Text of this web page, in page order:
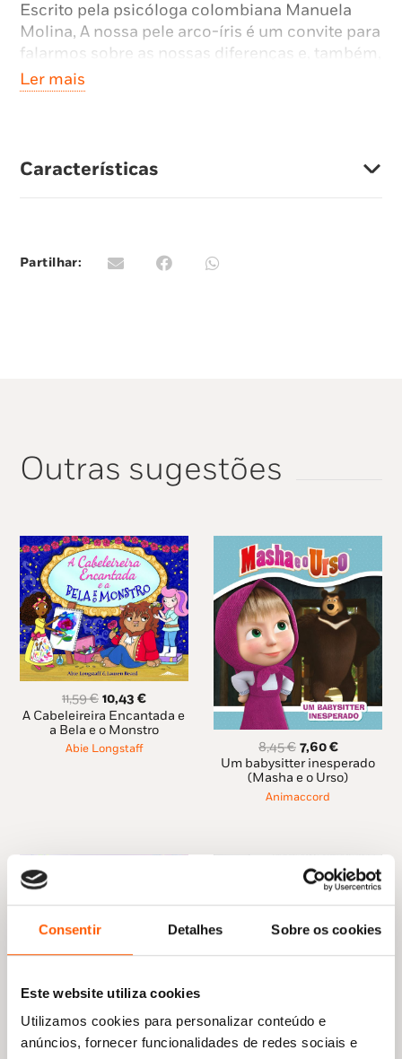
Consentir Detalhes Sobre os cookies
Este website utiliza cookies
Utilizamos cookies para personalizar conteúdo e
anúncios, fornecer funcionalidades de redes sociais e
Escrito pela psicóloga colombiana Manuela
Molina, A nossa pele arco-íris é um convite para
falarmos sobre as nossas diferenças e, também,
sobre o que nos une como seres humanos.
Através de belas ilustrações e de textos simples,
Neste livro, as crianças vão poder perceber a
Ler mais
Características
Partilhar:
Outras sugestões
11,59€ O
preço
original
era:
10,43 €O
preço
atual
A Cabeleireira Encantada e
a Bela e o Monstro
Abie Longstaff 8,45€ O
preço
original
era:
7,60€O
preço
atual
Um babysitter inesperado
(Masha e o Urso)
Animaccord